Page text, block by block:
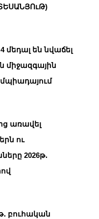
մեդալ են նվաճել
առավել
ու
2026թ․
բուհական